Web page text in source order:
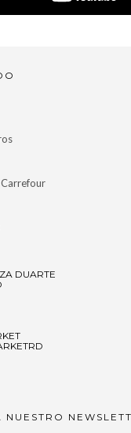
DUARTE
NUESTRO